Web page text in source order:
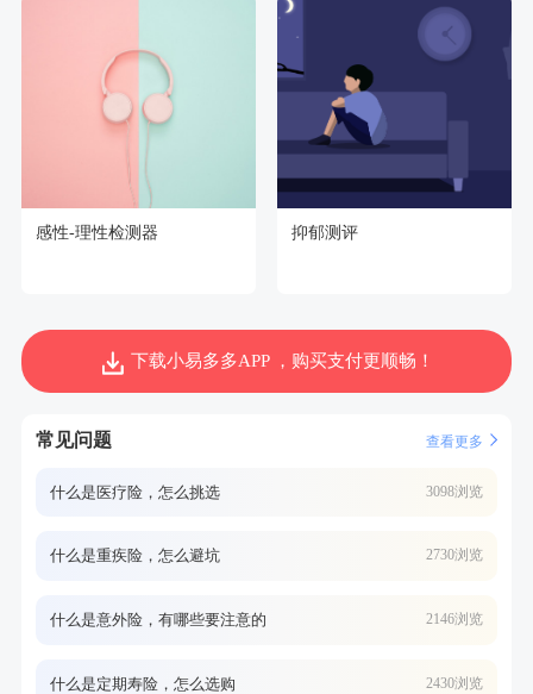
感性-理性检测器 抑郁测评
下载小易多多APP ，购买支付更顺畅！
常见问题 查看更多
什么是医疗险，怎么挑选 3098浏览
什么是重疾险，怎么避坑 2730浏览
什么是意外险，有哪些要注意的 2146浏览
什么是定期寿险，怎么选购 2430浏览